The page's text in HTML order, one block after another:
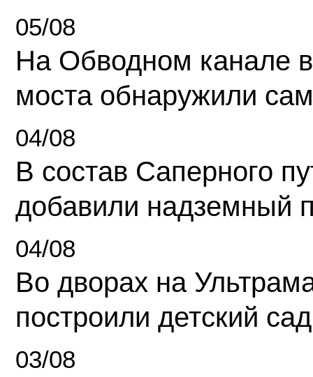
05/08
На Обводном канале
моста обнаружили
04/08
В состав Саперного
добавили надземный
04/08
Во дворах на
построили детский сад
03/08